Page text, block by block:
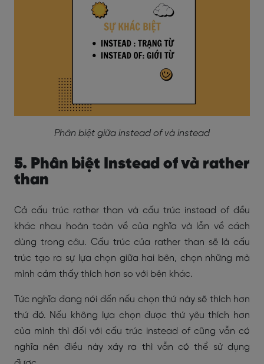
Phân biệt giữa instead of và instead
5. Phân biệt Instead of và rather
than
Cả cấu trúc rather than và cấu trúc instead of đều
khác nhau hoàn toàn về của nghĩa và lẫn về cách
dùng trong câu. Cấu trúc của rather than sẽ là cấu
trúc tạo ra sự lựa chọn giữa hai bên, chọn những mà
mình cảm thấy thích hơn so với bên khác.
Tức nghĩa đang nói đến nếu chọn thứ này sẽ thích hơn
thứ đó. Nếu không lựa chọn được thứ yêu thích hơn
của mình thì đối với cấu trúc instead of cũng vẫn có
nghĩa nên điều này xảy ra thì vẫn có thể sử dụng